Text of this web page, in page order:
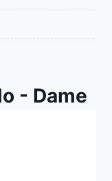
- Dame